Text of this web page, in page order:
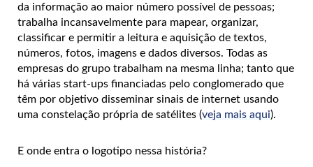
da informação ao maior número possível de pessoas;
trabalha incansavelmente para mapear, organizar,
classificar e permitir a leitura e aquisição de textos,
números, fotos, imagens e dados diversos. Todas as
empresas do grupo trabalham na mesma linha; tanto que
há várias start-ups financiadas pelo conglomerado que
têm por objetivo disseminar sinais de internet usando
uma constelação própria de satélites (veja mais aqui).
E onde entra o logotipo nessa história?